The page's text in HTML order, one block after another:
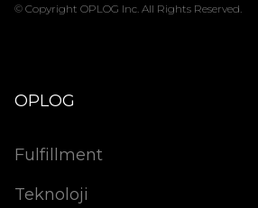
© Copyright OPLOG Inc. All Rights Reserved.
OPLOG
Fulfillment
Teknoloji